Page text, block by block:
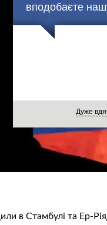
вподобаєте
Дуже
в Стамбулі та Ер-